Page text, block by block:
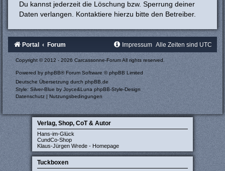
Du kannst jederzeit die Löschung bzw. Sperrung deiner
Daten verlangen. Kontaktiere hierzu bitte den Betreiber.
Portal Forum Alle Zeiten sind UTC
Impressum
Copyright © 2012 - 2026 Carcassonne-Forum All rights reserved.
Powered by phpBB® Forum Software © phpBB Limited
Deutsche Übersetzung durchphpBB.de
Style: Silver-Blue by Joyce&LunaphpBB-Style-Design
Datenschutz |Nutzungsbedingungen
Verlag, Shop, CoT & Autor
Hans-im-Glück
CundCo-Shop
Klaus-Jürgen Wrede - Homepage
Tuckboxen